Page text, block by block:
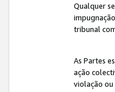
Qualquer
tribunal
As Partes
ação
violação